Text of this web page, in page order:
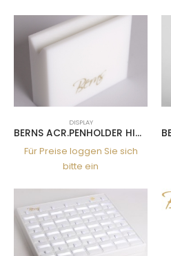
DISPLAY
BERNS ACR.PENHOLDER HIGH
Für Preise loggen Sie sich
bitte ein